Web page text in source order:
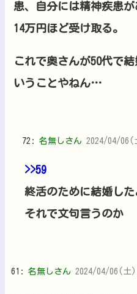
患、自分には精神疾患
14万円ほど受け取る。
これで奥さんが50代で
いうことやねん…
72: 名無しさん 2024/04/06(
>>59
終活のために結婚し
それで文句言うのか
61: 名無しさん 2024/04/06(土)